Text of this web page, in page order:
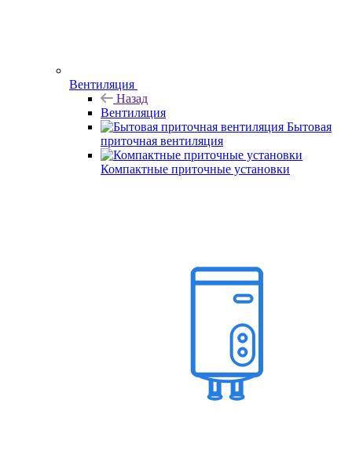
Вентиляция
Назад
Вентиляция
Бытовая
приточная вентиляция
Компактные приточные установки